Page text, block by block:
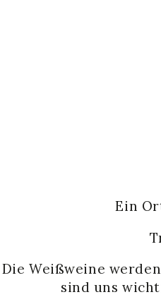
Ein
Die Weißweine
sind uns